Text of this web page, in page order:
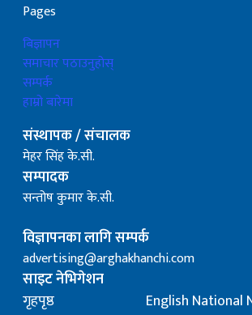
Pages
बिज्ञापन
समाचार पठाउनुहोस्
सम्पर्क
हाम्रो बारेमा
संस्थापक / संचालक
मेहर सिंह के.सी.
सम्पादक
सन्तोष कुमार के.सी.
विज्ञापनका लागि सम्पर्क
advertising@arghakhanchi.com
साइट नेभिगेशन
गृहपृष्ठ
English National